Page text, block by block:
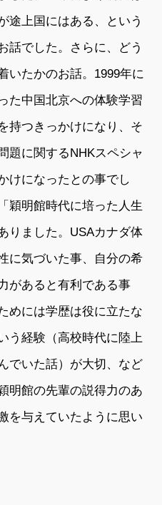
途上国にはある、という
話でした。さらに、どう
いたかのお話。1999年に
た中国北京への体験学習
持つきっかけになり、そ
題に関するNHKスペシャ
けになったとの事でし
穎明館時代に培った人生
りました。USAカナダ体
に気づいた事、自分の希
があると有利である事
めには学歴は役に立たな
う経験（高校時代に陸上
でいた話）が大切、など
明館の先輩の説得力のあ
を与えていたように思い